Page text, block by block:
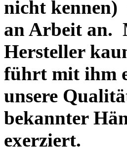
nicht kennen)
an Arbeit an.
Hersteller
führt mit ihm
unsere
bekannter
exerziert.